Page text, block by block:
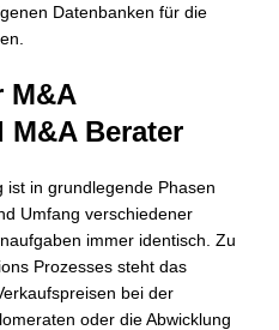
Datenbanken für die
M&A
Berater
ist in grundlegende Phasen
Umfang verschiedener
immer identisch. Zu
Prozesses steht das
bei der
oder die Abwicklung